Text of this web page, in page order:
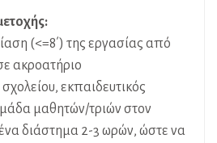
(<=8΄) της εργασίας από
ακροατήριο
εκπαιδευτικός
μαθητών/τριών στον
διάστημα 2-3 ωρών, ώστε να